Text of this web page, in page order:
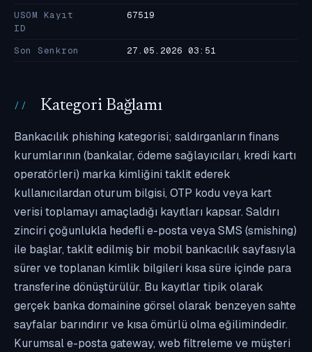
USOM Kayıt
ID
67519
Son Senkron 27.05.2026 03:51
Kategori Bağlamı
Bankacılık phishing kategorisi; saldırganların finans
kurumlarının (bankalar, ödeme sağlayıcıları, kredi kartı
operatörleri) marka kimliğini taklit ederek
kullanıcılardan oturum bilgisi, OTP kodu veya kart
verisi toplamayı amaçladığı kayıtları kapsar. Saldırı
zinciri çoğunlukla hedefli e-posta veya SMS (smishing)
ile başlar, taklit edilmiş bir mobil bankacılık sayfasıyla
sürer ve toplanan kimlik bilgileri kısa süre içinde para
transferine dönüştürülür. Bu kayıtlar tipik olarak
gerçek banka domainine görsel olarak benzeyen sahte
sayfalar barındırır ve kısa ömürlü olma eğilimindedir.
Kurumsal e-posta gateway, web filtreleme ve müşteri